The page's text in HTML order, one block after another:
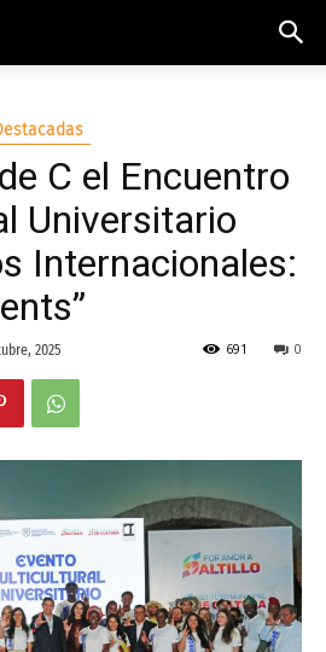
C el Encuentro
Universitario
Internacionales:
2025 0
691